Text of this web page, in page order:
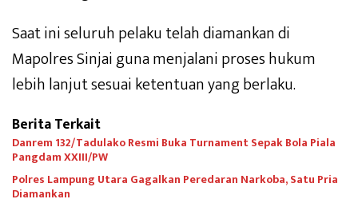
Saat ini seluruh pelaku telah diamankan di
Mapolres Sinjai guna menjalani proses hukum
lebih lanjut sesuai ketentuan yang berlaku.
Berita Terkait
Danrem 132/Tadulako Resmi Buka Turnament Sepak Bola Piala
Pangdam XXIII/PW
Polres Lampung Utara Gagalkan Peredaran Narkoba, Satu Pria
Diamankan